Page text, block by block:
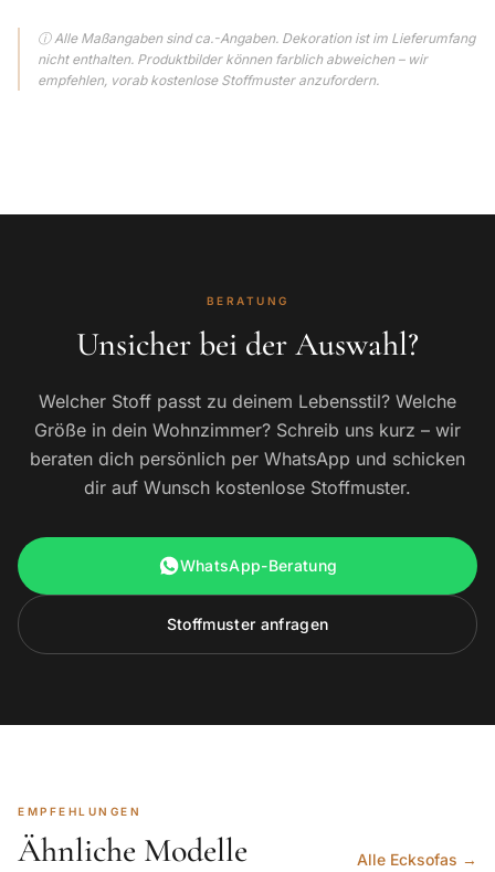
ⓘ Alle Maßangaben sind ca.-Angaben. Dekoration ist im Lieferumfang
nicht enthalten. Produktbilder können farblich abweichen – wir
empfehlen, vorab kostenlose Stoffmuster anzufordern.
BERATUNG
Unsicher bei der Auswahl?
Welcher Stoff passt zu deinem Lebensstil? Welche
Größe in dein Wohnzimmer? Schreib uns kurz – wir
beraten dich persönlich per WhatsApp und schicken
dir auf Wunsch kostenlose Stoffmuster.
WhatsApp-Beratung
Stoffmuster anfragen
EMPFEHLUNGEN
Ähnliche Modelle Alle Ecksofas →